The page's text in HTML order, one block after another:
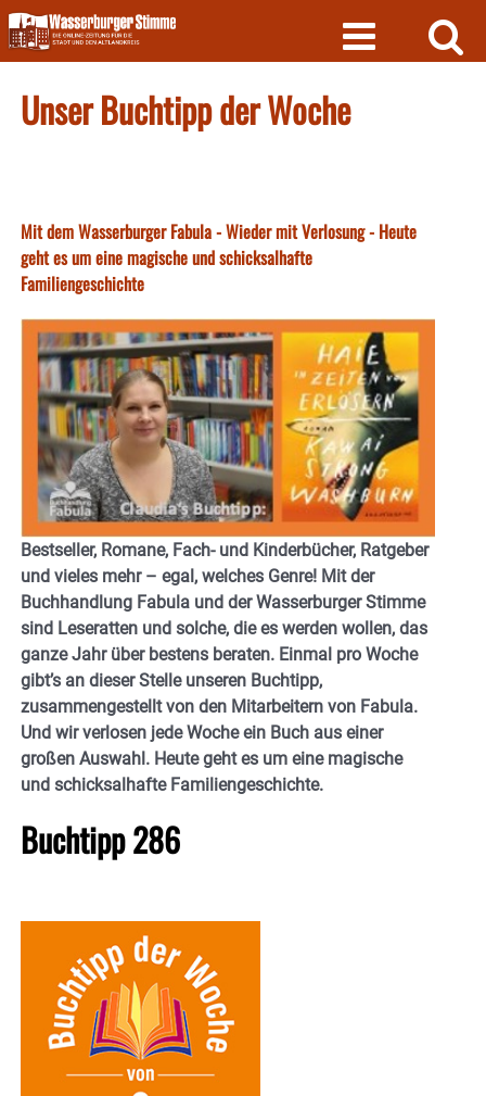
Skip
to
content
Unser Buchtipp der Woche
Mit dem Wasserburger Fabula - Wieder mit Verlosung - Heute
geht es um eine magische und schicksalhafte
Familiengeschichte
Bestseller, Romane, Fach- und Kinderbücher, Ratgeber
und vieles mehr – egal, welches Genre! Mit der
Buchhandlung Fabula und der Wasserburger Stimme
sind Leseratten und solche, die es werden wollen, das
ganze Jahr über bestens beraten. Einmal pro Woche
gibt’s an dieser Stelle unseren Buchtipp,
zusammengestellt von den Mitarbeitern von Fabula.
Und wir verlosen jede Woche ein Buch aus einer
großen Auswahl. Heute geht es um eine magische
und schicksalhafte Familiengeschichte.
Buchtipp 286